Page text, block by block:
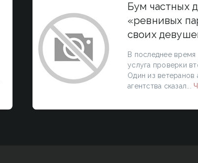
Бум частных
«ревнивых
своих
В последнее время
услуга проверки
Один из ветеранов
агентства сказал...